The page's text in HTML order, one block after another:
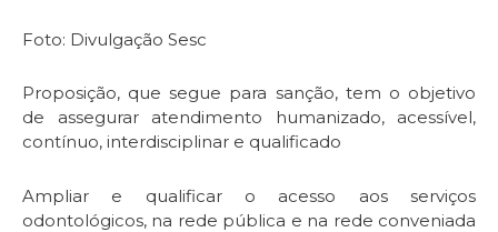
Foto: Divulgação Sesc
Proposição, que segue para sanção, tem o objetivo
de assegurar atendimento humanizado, acessível,
contínuo, interdisciplinar e qualificado
Ampliar e qualificar o acesso aos serviços
odontológicos, na rede pública e na rede conveniada